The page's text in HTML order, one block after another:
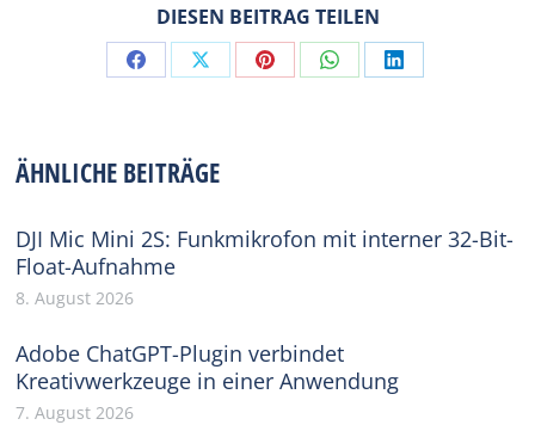
DIESEN BEITRAG TEILEN
Share Share Share Share Share
ÄHNLICHE BEITRÄGE
DJI Mic Mini 2S: Funkmikrofon mit interner 32-Bit-
Float-Aufnahme
8. August 2026
Adobe ChatGPT-Plugin verbindet
Kreativwerkzeuge in einer Anwendung
7. August 2026